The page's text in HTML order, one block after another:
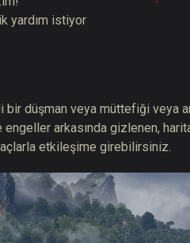
yardım istiyor
bir düşman veya müttefiği veya
arkasında gizlenen,
etkileşime girebilirsiniz.